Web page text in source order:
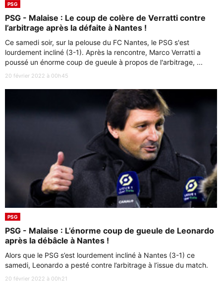
PSG
PSG - Malaise : Le coup de colère de Verratti contre
l’arbitrage après la défaite à Nantes !
Ce samedi soir, sur la pelouse du FC Nantes, le PSG s'est
lourdement incliné (3-1). Après la rencontre, Marco Verratti a
poussé un énorme coup de gueule à propos de l'arbitrage, ...
20 février 2022 à 00h45
PSG
PSG - Malaise : L’énorme coup de gueule de Leonardo
après la débâcle à Nantes !
Alors que le PSG s’est lourdement incliné à Nantes (3-1) ce
samedi, Leonardo a pesté contre l’arbitrage à l’issue du match.
20 février 2022 à 00h21